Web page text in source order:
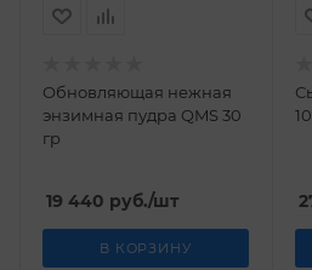
Обновляющая нежная
энзимная пудра QMS 30
гр
19 440 руб./шт
В КОРЗИНУ